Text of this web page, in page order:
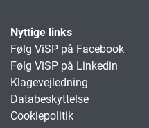
Nyttige links
Følg ViSP på Facebook
Følg ViSP på Linkedin
Klagevejledning
Databeskyttelse
Cookiepolitik